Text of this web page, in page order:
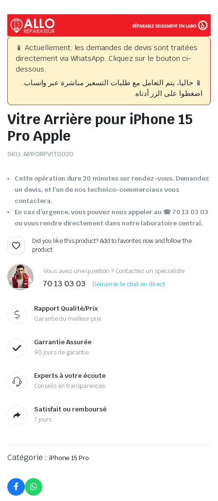
📱 Actuellement, les demandes de devis sont traitées
directement via WhatsApp. Cliquez sur le bouton ci-
dessous.
📱 حاليا، يتم التعامل مع طلبات التسعير مباشرة عبر واتساب.
اضغطوا على الزر أدناه.
Vitre Arrière pour iPhone 15
Pro Apple
SKU: APPORPVIT0020
Cette opération dure 20 minutes sur rendez-vous. Demandez
un devis, et l’un de nos technico-commerciaux vous
contactera.
En cas d’urgence, vous pouvez nous appeler au ☎ 70 13 03 03
ou vous rendre directement dans notre laboratoire central.
Did you like this product? Add to favorites now and follow the
product.
Vous avez une question ? Contactez un spécialiste
70 13 03 03 Démarrer le chat en direct
Rapport Qualité/Prix
Garantie du meilleur prix
Garrantie Assurée
90 jours de garantie
Experts à votre écoute
Conseils en transparences
Satisfait ou remboursé
7 jours
Catégorie : iPhone 15 Pro